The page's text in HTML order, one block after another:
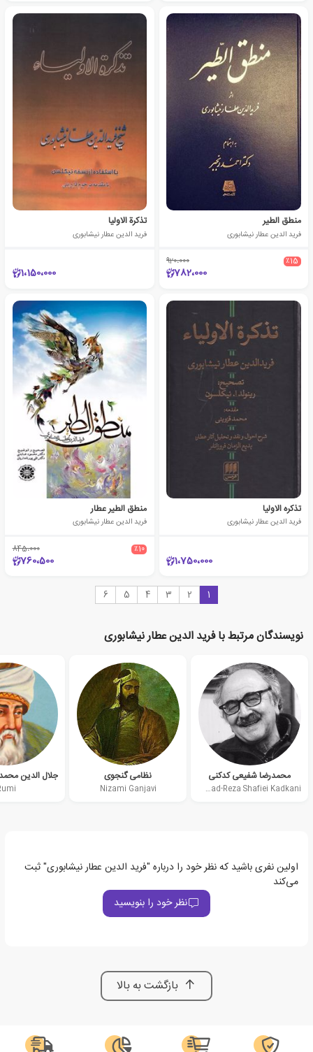
منطق الطیر
فرید الدین عطار نیشابوری
٪15 920،000
782،000
تذکرة الاولیا
فرید الدین عطار نیشابوری
1،150،000
تذکره الاولیا
فرید الدین عطار نیشابوری
1،750،000
منطق الطیر عطار
فرید الدین عطار نیشابوری
٪10 845،000
760،500
1
2
3
4
5
6
نویسندگان مرتبط با فرید الدین عطار نیشابوری
محمدرضا شفیعی کدکنی
Mohammad-Reza Shafiei Kadkani
نظامی گنجوی
Nizami Ganjavi
اولین نفری باشید که نظر خود را درباره "فرید الدین عطار نیشابوری" ثبت
می‌کند
نظر خود را بنویسید
بازگشت به بالا